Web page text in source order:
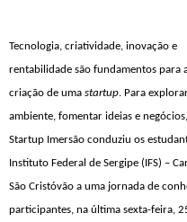
Tecnologia, criatividade, inovação e
rentabilidade são fundamentos para
criação de uma startup. Para
ambiente, fomentar ideias e
Startup Imersão conduziu os
Instituto Federal de Sergipe (IFS) –
São Cristóvão a uma jornada de
participantes, na última sexta-feira,